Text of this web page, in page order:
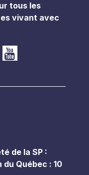
tous les
vivant avec
de la SP :
du Québec : 10